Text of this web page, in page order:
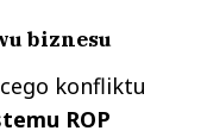
biznesu
konfliktu
ROP